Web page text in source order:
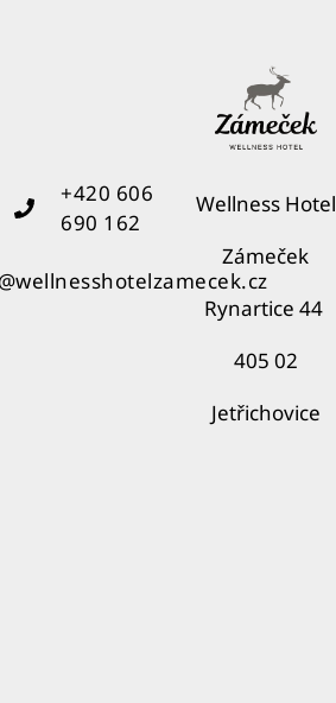
Wellness Hotel
Zámeček
Rynartice 44
405 02
Jetřichovice
+420 606
690 162